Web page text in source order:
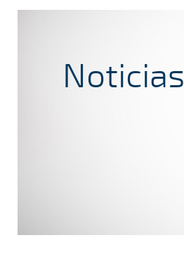
Noticias